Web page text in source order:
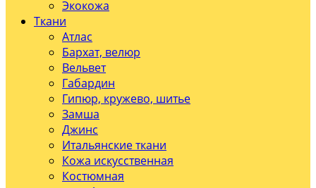
Экокожа
Ткани
Атлас
Бархат, велюр
Вельвет
Габардин
Гипюр, кружево, шитье
Замша
Джинс
Итальянские ткани
Кожа искусственная
Костюмная